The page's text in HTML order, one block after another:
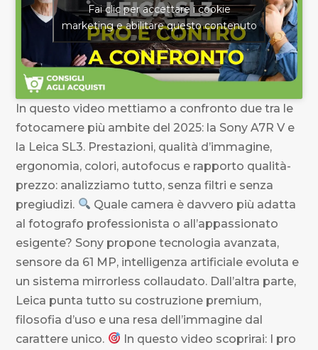
Fai clic per accettare i cookie
marketing e abilitare questo contenuto
In questo video mettiamo a confronto due tra le
fotocamere più ambite del 2025: la Sony A7R V e
la Leica SL3. Prestazioni, qualità d’immagine,
ergonomia, colori, autofocus e rapporto qualità-
prezzo: analizziamo tutto, senza filtri e senza
pregiudizi.
Quale camera è davvero più adatta
al fotografo professionista o all’appassionato
esigente? Sony propone tecnologia avanzata,
sensore da 61 MP, intelligenza artificiale evoluta e
un sistema mirrorless collaudato. Dall’altra parte,
Leica punta tutto su costruzione premium,
filosofia d’uso e una resa dell’immagine dal
carattere unico.
In questo video scoprirai: I pro